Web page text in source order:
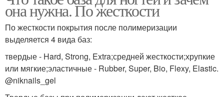
она нужна. По жесткости
По жесткости покрытия после полимеризации
выделяется 4 вида баз:
твердые - Hard, Strong, Extra;средней жесткости;хрупкие
или мягкие;эластичные - Rubber, Super, Bio, Flexy, Elastic.
@niknails_gel